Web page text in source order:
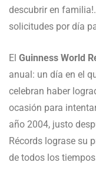
descubrir en
solicitudes por día
El Guinness World
anual: un día en el
celebran haber
ocasión para
año 2004, justo
Récords lograse su
de todos los